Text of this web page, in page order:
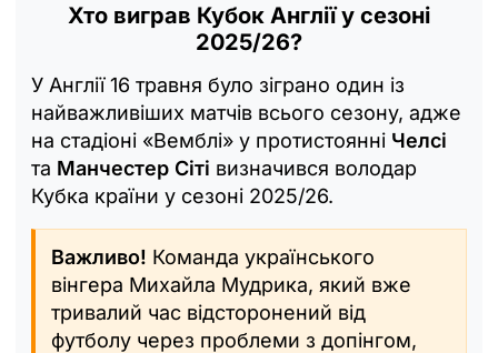
Хто виграв Кубок Англії у сезоні
2025/26?
У Англії 16 травня було зіграно один із
найважливіших матчів всього сезону, адже
на стадіоні «Вемблі» у протистоянні Челсі
та Манчестер Сіті визначився володар
Кубка країни у сезоні 2025/26.
Важливо! Команда українського
вінгера Михайла Мудрика, який вже
тривалий час відсторонений від
футболу через проблеми з допінгом,